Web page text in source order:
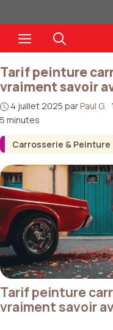
au
contenuMenu
Carrosserie & Peinture
Tarif peinture
vraiment savoir
4 juillet 2025 parPaul G. ·
5 minutes
Tarif peinture
vraiment savoir